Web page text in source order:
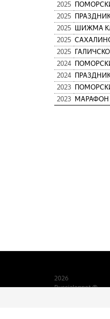
2025
2025
2025 ШИЖМА
2025
2025
2024
2024
2023
2023 МАРАФОН
2026
Russialoppet ®